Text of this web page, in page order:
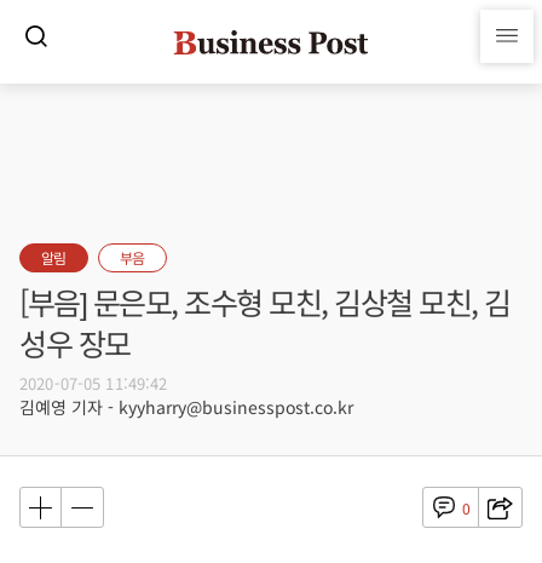
알림 부음
[부음] 문은모, 조수형 모친, 김상철 모친, 김
성우 장모
2020-07-05 11:49:42
김예영 기자 - kyyharry@businesspost.co.kr
0